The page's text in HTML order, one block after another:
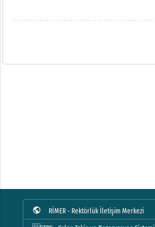
public
RİMER - Rektörlük İletişim Merkezi